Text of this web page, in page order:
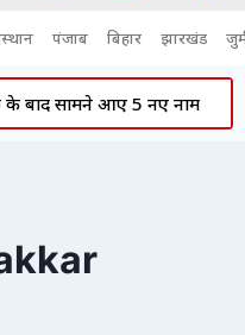
पंजाब बिहार झारखंड
बाद सामने आए 5 नए नाम